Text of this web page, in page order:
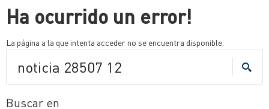
Ha ocurrido un error!
La página a la que intenta acceder no se encuentra disponible.
Buscar en